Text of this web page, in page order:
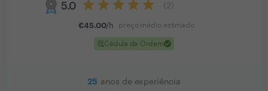
5.0 2
€45.00/h preço médio estimado
clinical_notesCédula da Ordemcheck
25 anos de experiência